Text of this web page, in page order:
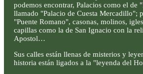
podemos encontrar, Palacios como el de
llamado "Palacio de Cuesta Mercadillo";
"Puente Romano", casonas, molinos,
capillas como la de San Ignacio con la
Apostol…
Sus calles están llenas de misterios y
historia están ligados a la "leyenda del